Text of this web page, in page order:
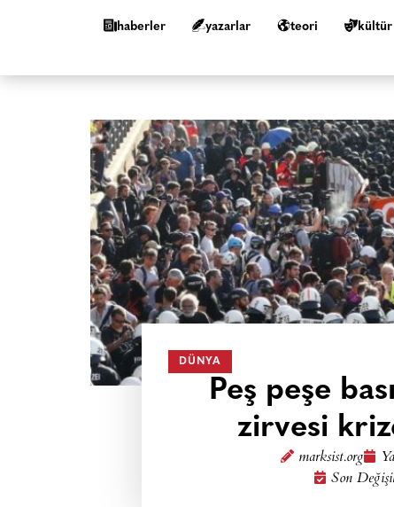
haberler yazarlar teori kültür
DÜNYA
Peş peşe
zirvesi
marksist.org
Son